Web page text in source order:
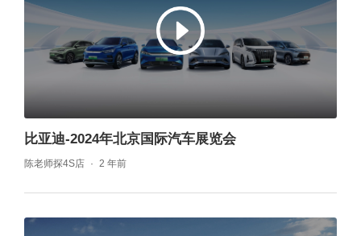
比亚迪-2024年北京国际汽车展览会
陈老师探4S店 2 年前